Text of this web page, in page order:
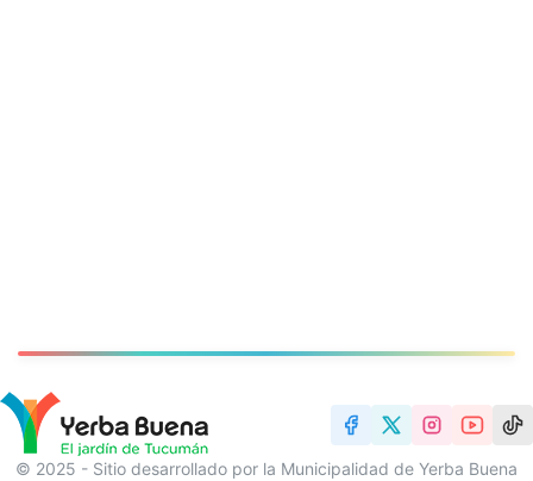
© 2025 - Sitio desarrollado por la Municipalidad de Yerba Buena